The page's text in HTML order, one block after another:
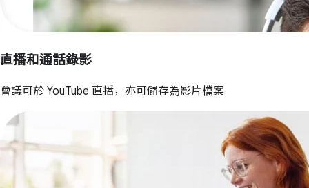
直播和通話錄影
會議可於 YouTube 直播，亦可儲存為影片檔案